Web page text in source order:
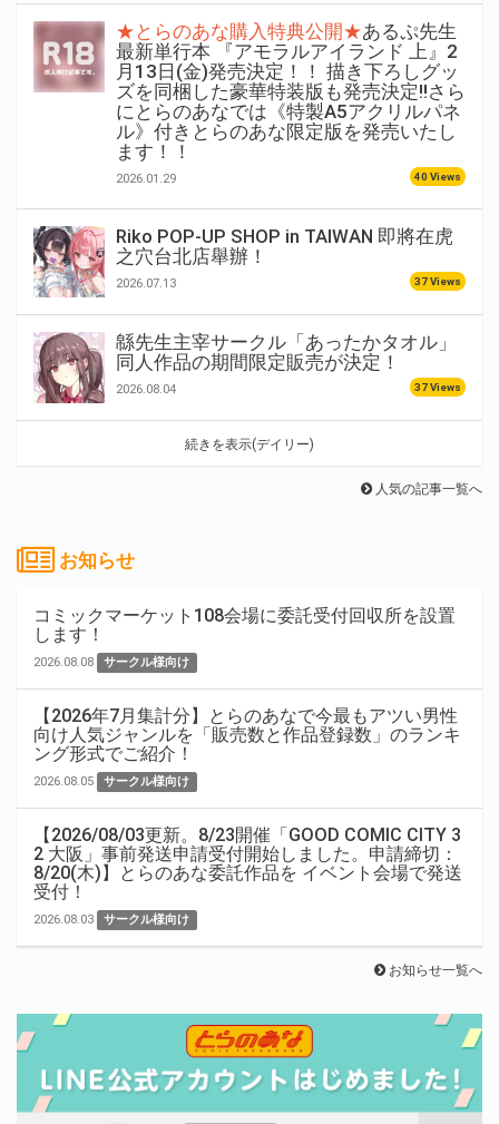
★とらのあな購入特典公開★あるぷ先生
最新単行本 『アモラルアイランド 上』2
月13日(金)発売決定！！ 描き下ろしグッ
ズを同梱した豪華特装版も発売決定!!さら
にとらのあなでは《特製A5アクリルパネ
ル》付きとらのあな限定版を発売いたし
ます！！
2026.01.29 40 Views
Riko POP-UP SHOP in TAIWAN 即將在虎
之穴台北店舉辦！
2026.07.13 37 Views
緜先生主宰サークル「あったかタオル」
同人作品の期間限定販売が決定！
2026.08.04 37 Views
続きを表示(デイリー)
人気の記事一覧へ
お知らせ
コミックマーケット108会場に委託受付回収所を設置
します！
2026.08.08 サークル様向け
【2026年7月集計分】とらのあなで今最もアツい男性
向け人気ジャンルを「販売数と作品登録数」のランキ
ング形式でご紹介！
2026.08.05 サークル様向け
【2026/08/03更新。8/23開催「GOOD COMIC CITY 3
2 大阪」事前発送申請受付開始しました。申請締切：
8/20(木)】とらのあな委託作品を イベント会場で発送
受付！
2026.08.03 サークル様向け
お知らせ一覧へ